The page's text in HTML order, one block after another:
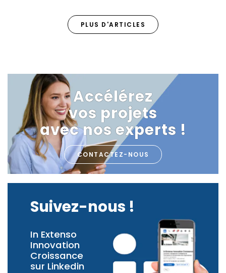
PLUS D'ARTICLES
Accélérez
vos projets
avec nos experts !
CONTACTEZ-NOUS
Suivez-nous !
In Extenso
Innovation
Croissance
sur Linkedin